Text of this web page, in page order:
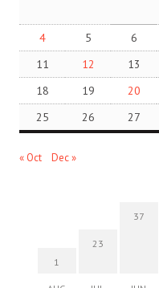
4
5 6
11
12 13
18
19 20
25
26 27
« Oct Dec »
1
23
37